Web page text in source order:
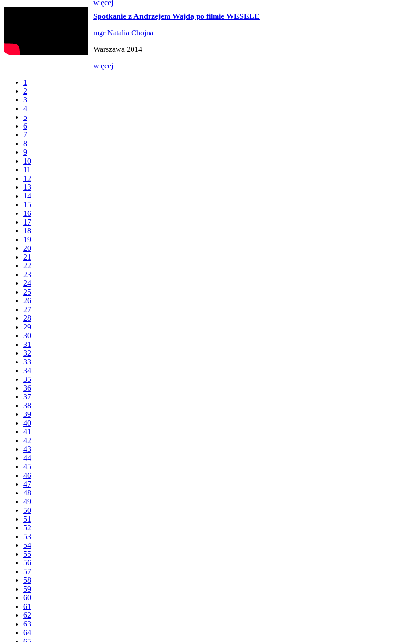
więcej
Spotkanie z Andrzejem Wajdą po filmie WESELE
mgr Natalia Chojna
Warszawa 2014
więcej
1
2
3
4
5
6
7
8
9
10
11
12
13
14
15
16
17
18
19
20
21
22
23
24
25
26
27
28
29
30
31
32
33
34
35
36
37
38
39
40
41
42
43
44
45
46
47
48
49
50
51
52
53
54
55
56
57
58
59
60
61
62
63
64